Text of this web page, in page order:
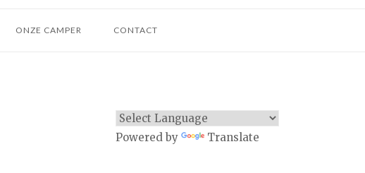
ONZE CAMPER CONTACT
Powered by Translate